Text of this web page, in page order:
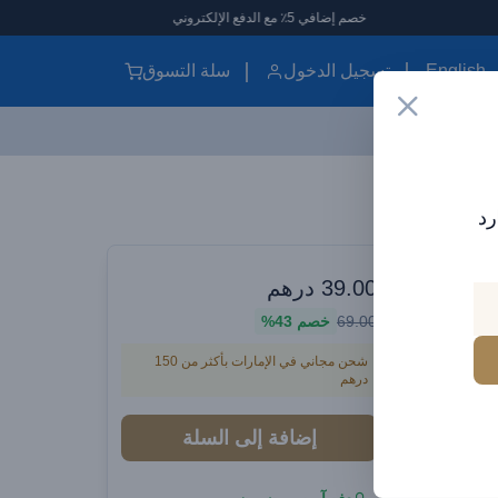
خصم إضافي 5٪ مع الدفع الإلكتروني
English تسجيل الدخول سلة التسوق
39.00 درهم
69.00 خصم 43%
شحن مجاني في الإمارات بأكثر من 150
درهم
إضافة إلى السلة